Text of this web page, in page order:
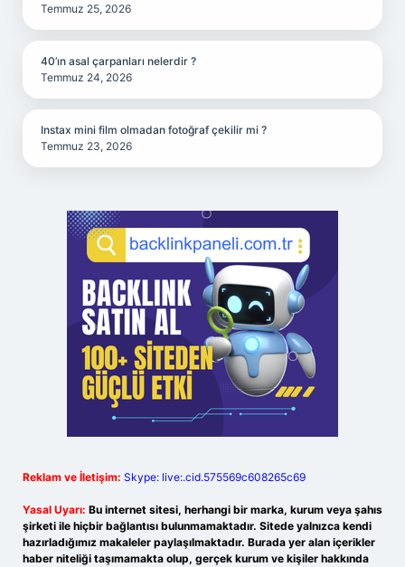
Temmuz 25, 2026
40’ın asal çarpanları nelerdir ?
Temmuz 24, 2026
Instax mini film olmadan fotoğraf çekilir mi ?
Temmuz 23, 2026
Reklam ve İletişim: Skype: live:.cid.575569c608265c69
Yasal Uyarı: Bu internet sitesi, herhangi bir marka, kurum veya şahıs
şirketi ile hiçbir bağlantısı bulunmamaktadır. Sitede yalnızca kendi
hazırladığımız makaleler paylaşılmaktadır. Burada yer alan içerikler
haber niteliği taşımamakta olup, gerçek kurum ve kişiler hakkında